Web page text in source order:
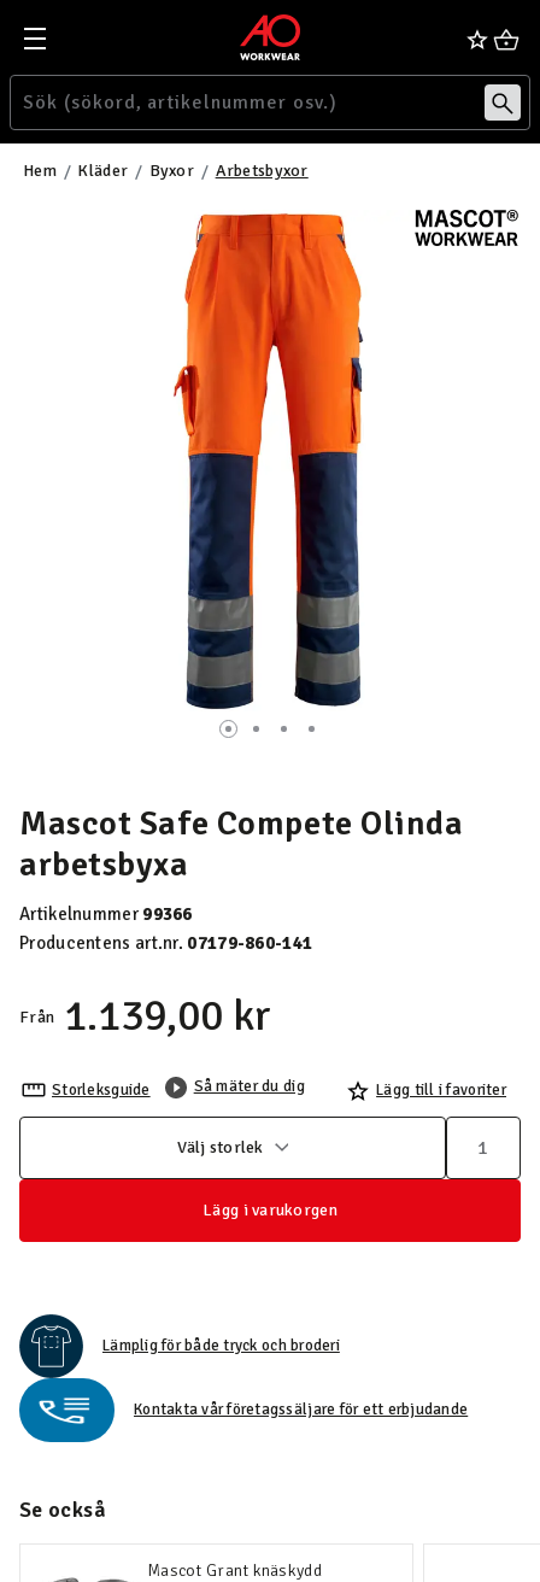
Hem Kläder Byxor Arbetsbyxor
Mascot Safe Compete Olinda
arbetsbyxa
Artikelnummer99366
Producentens art.nr. 07179-860-141
Från 1.139,00 kr
Storleksguide Så mäter du dig Lägg till i favoriter
Välj storlek
Lägg i varukorgen
Lämplig för både tryck och broderi
Kontakta vår företagssäljare för ett erbjudande
Se också
Mascot Grant knäskydd